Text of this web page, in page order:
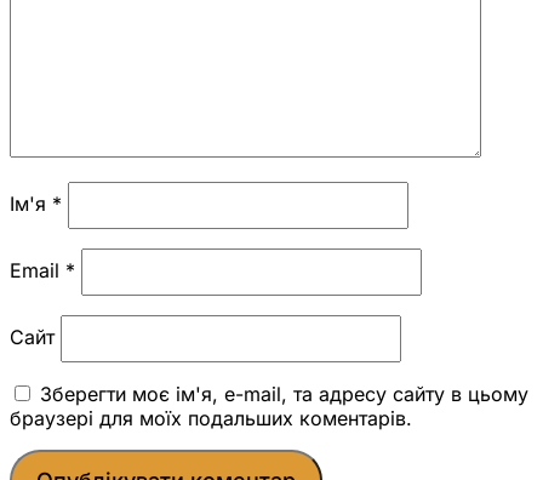
Ім'я *
Email *
Сайт
Зберегти моє ім'я, e-mail, та адресу сайту в цьому
браузері для моїх подальших коментарів.